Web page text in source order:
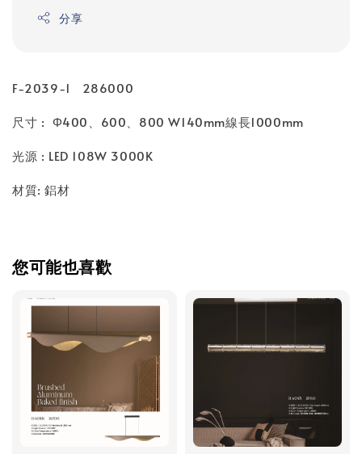
分享
F-2039-1 286000
尺寸 : Φ400、600、800 W140mm線長1000mm
光源 : LED 108W 3000K
材質: 鋁材
您可能也喜歡